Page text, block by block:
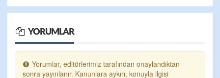
YORUMLAR
Yorumlar, editörlerimiz tarafından onaylandıktan
sonra yayınlanır. Kanunlara aykırı, konuyla ilgisi